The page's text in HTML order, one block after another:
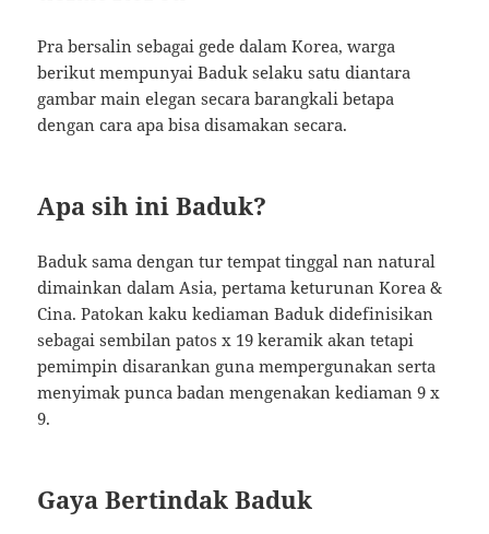
Pra bersalin sebagai gede dalam Korea, warga
berikut mempunyai Baduk selaku satu diantara
gambar main elegan secara barangkali betapa
dengan cara apa bisa disamakan secara.
Apa sih ini Baduk?
Baduk sama dengan tur tempat tinggal nan natural
dimainkan dalam Asia, pertama keturunan Korea &
Cina. Patokan kaku kediaman Baduk didefinisikan
sebagai sembilan patos x 19 keramik akan tetapi
pemimpin disarankan guna mempergunakan serta
menyimak punca badan mengenakan kediaman 9 x
9.
Gaya Bertindak Baduk